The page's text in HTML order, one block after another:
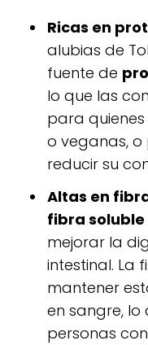
Ricas en
alubias de
fuente de
lo que las
para
o veganas,
reducir su
Altas en
fibra soluble
mejorar la
intestinal. La
mantener
en sangre, lo
personas